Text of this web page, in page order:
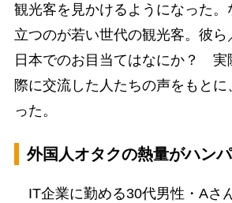
観光客を見かけるようになった。
立つのが若い世代の観光客。彼ら
日本でのお目当てはなにか？ 実
際に交流した人たちの声をもと
った。
外国人オタクの熱量がハン
IT企業に勤める30代男性・Aさ